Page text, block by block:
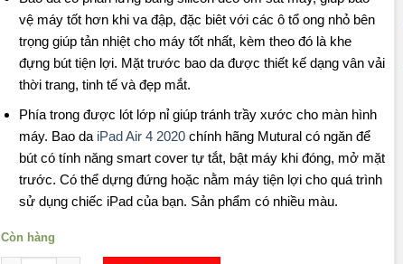
vệ máy tốt hơn khi va đập, đặc biêt với các ô tổ ong nhỏ bên
trọng giúp tản nhiệt cho máy tốt nhất, kèm theo đó là khe
đựng bút tiện lợi. Mặt trước bao da được thiết kế dạng vân vải
thời trang, tinh tế và đẹp mắt.
Phía trong được lót lớp nỉ giúp tránh trầy xước cho màn hình
máy. Bao da iPad Air 4 2020chính hãng Mutural có ngăn để
bút có tính năng smart cover tự tắt, bật máy khi đóng, mở mặt
trước. Có thể dựng đứng hoặc nằm máy tiện lợi cho quá trình
sử dụng chiếc iPad của bạn. Sản phẩm có nhiều màu.
Còn hàng